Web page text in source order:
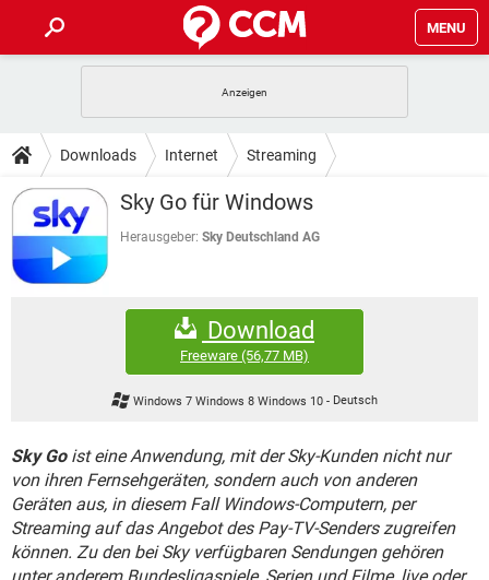
MENU
ANDROID IOS
WINDOWS 10 INSTAGRAM
WHATSAPP TIKTOK
FACEBOOK
TIPPS & TRICKS
SPIELE STREAMING
ANDROID
WINDOWS 10
HARDWARE
DOWNLOADS
SPIELE STREAMING
ANDROID
INSTAGRAM
TIKTOK
FORUM
IOS
INSTAGRAM
TIKTOK
STREAMING
WHATSAPP TIKTOK
FACEBOOK HARDWARE
Downloads Internet Streaming
Sky Go für Windows
Herausgeber: Sky Deutschland AG
Download
Freeware (56,77 MB)
Windows 7 Windows 8 Windows 10- Deutsch
Sky Goist eine Anwendung, mit der Sky-Kunden nicht nur
von ihren Fernsehgeräten, sondern auch von anderen
Geräten aus, in diesem Fall Windows-Computern, per
Streaming auf das Angebot des Pay-TV-Senders zugreifen
können. Zu den bei Sky verfügbaren Sendungen gehören